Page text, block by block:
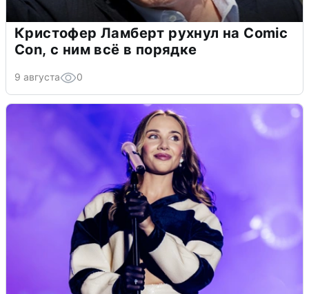
Кристофер Ламберт рухнул на Comic
Con, с ним всё в порядке
9 августа 0